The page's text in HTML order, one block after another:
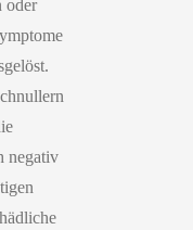
oder
negativ